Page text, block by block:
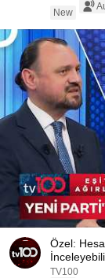
New
Özel:
TV100